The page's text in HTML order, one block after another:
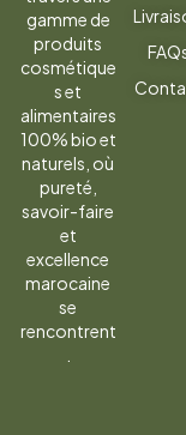
gamme de
produits
cosmétique
s et
alimentaires
100% bio et
naturels, où
pureté,
savoir-faire
et
excellence
marocaine
se
rencontrent